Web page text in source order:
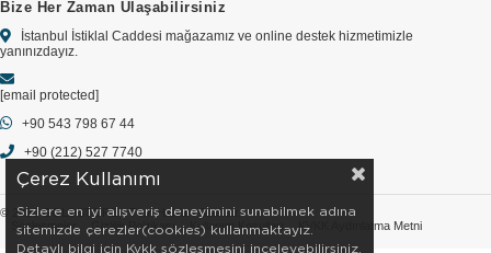
Bize Her Zaman Ulaşabilirsiniz
İstanbul İstiklal Caddesi mağazamız ve online destek hizmetimizle
yanınızdayız.
[email protected]
+90 543 798 67 44
+90 (212) 527 7740
© 2026 GOLDSTORE - Tüm Hakları Saklıdır.
Sözleşmeler
Gizlilik Politikası Kullanım Koşulları KVKK Aydınlatma Metni
Çerez Kullanımı
Sizlere en iyi alışveriş deneyimini sunabilmek adına
sitemizde çerezler(cookies) kullanmaktayız.
Detaylı bilgi için Kvkk sözleşmesini inceleyebilirsiniz.